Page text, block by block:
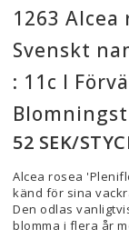
1263
Svenskt
: 11c I
52 SEK/
Alcea rosea
känd för sina
Den odlas
blomma i flera år